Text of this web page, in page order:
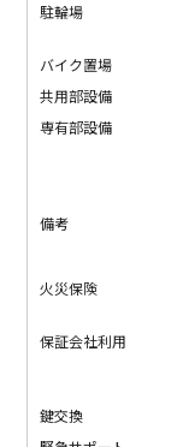
駐輪場
バイク置場
共用部設備
専有部設備
備考
火災保険
保証会社利用
鍵交換